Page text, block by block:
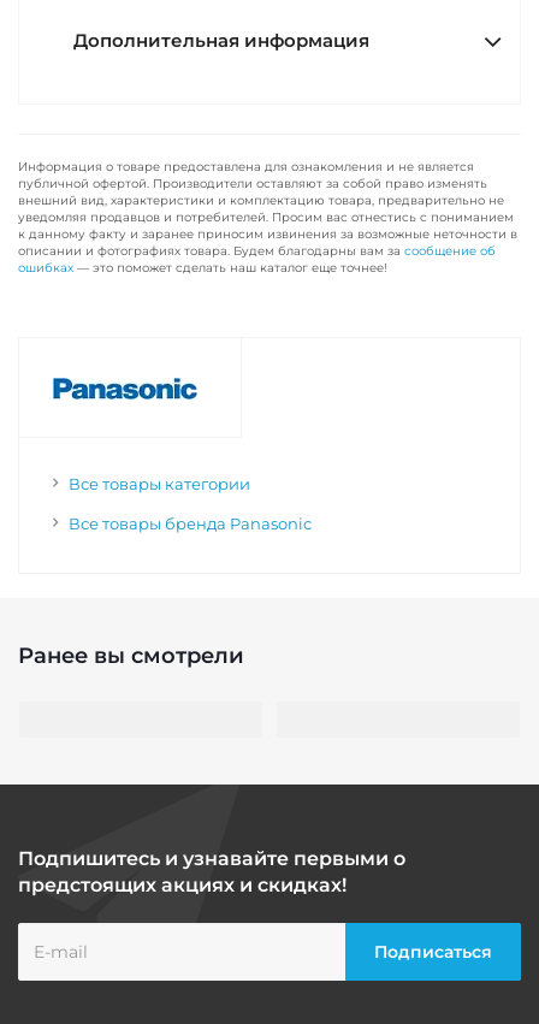
Дополнительная информация
Информация о товаре предоставлена для ознакомления и не является
публичной офертой. Производители оставляют за собой право изменять
внешний вид, характеристики и комплектацию товара, предварительно не
уведомляя продавцов и потребителей. Просим вас отнестись с пониманием
к данному факту и заранее приносим извинения за возможные неточности в
описании и фотографиях товара. Будем благодарны вам за сообщение об
ошибках — это поможет сделать наш каталог еще точнее!
Все товары категории
Все товары бренда Panasonic
Ранее вы смотрели
Подпишитесь и узнавайте первыми о
предстоящих акциях и скидках!